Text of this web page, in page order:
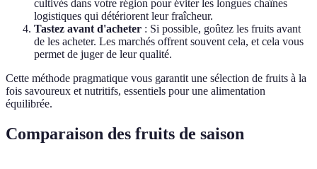
cultivés dans votre région pour éviter les longues chaînes
logistiques qui détériorent leur fraîcheur.
Tastez avant d'acheter : Si possible, goûtez les fruits avant
de les acheter. Les marchés offrent souvent cela, et cela vous
permet de juger de leur qualité.
Cette méthode pragmatique vous garantit une sélection de fruits à la
fois savoureux et nutritifs, essentiels pour une alimentation
équilibrée.
Comparaison des fruits de saison